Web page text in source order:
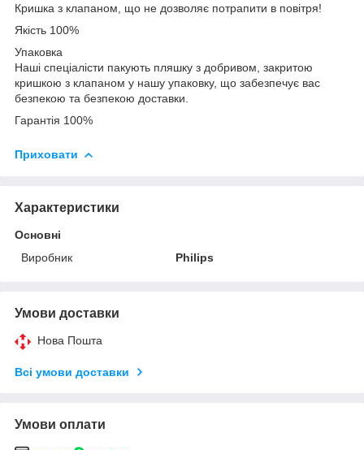
Кришка з клапаном, що не дозволяє потрапити в повітря!
Якість 100%
Упаковка
Наші спеціалісти пакують пляшку з добривом, закритою
кришкою з клапаном у нашу упаковку, що забезпечує вас
безпекою та безпекою доставки.
Гарантія 100%
Приховати
Характеристики
Основні
Виробник
Philips
Умови доставки
Нова Пошта
Всі умови доставки
Умови оплати